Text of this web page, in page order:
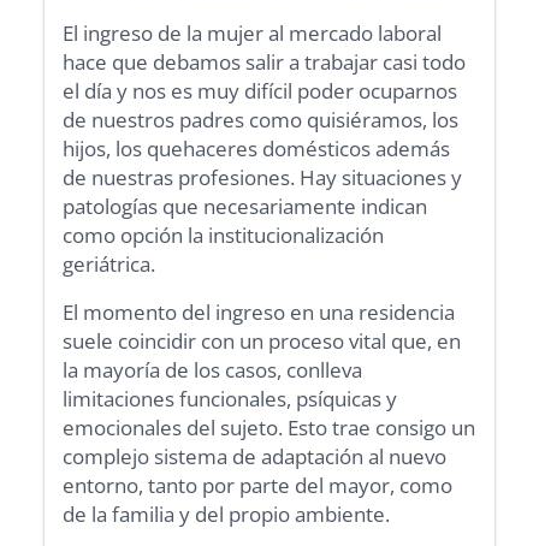
El ingreso de la mujer al mercado laboral
hace que debamos salir a trabajar casi todo
el día y nos es muy difícil poder ocuparnos
de nuestros padres como quisiéramos, los
hijos, los quehaceres domésticos además
de nuestras profesiones. Hay situaciones y
patologías que necesariamente indican
como opción la institucionalización
geriátrica.
El momento del ingreso en una residencia
suele coincidir con un proceso vital que, en
la mayoría de los casos, conlleva
limitaciones funcionales, psíquicas y
emocionales del sujeto. Esto trae consigo un
complejo sistema de adaptación al nuevo
entorno, tanto por parte del mayor, como
de la familia y del propio ambiente.